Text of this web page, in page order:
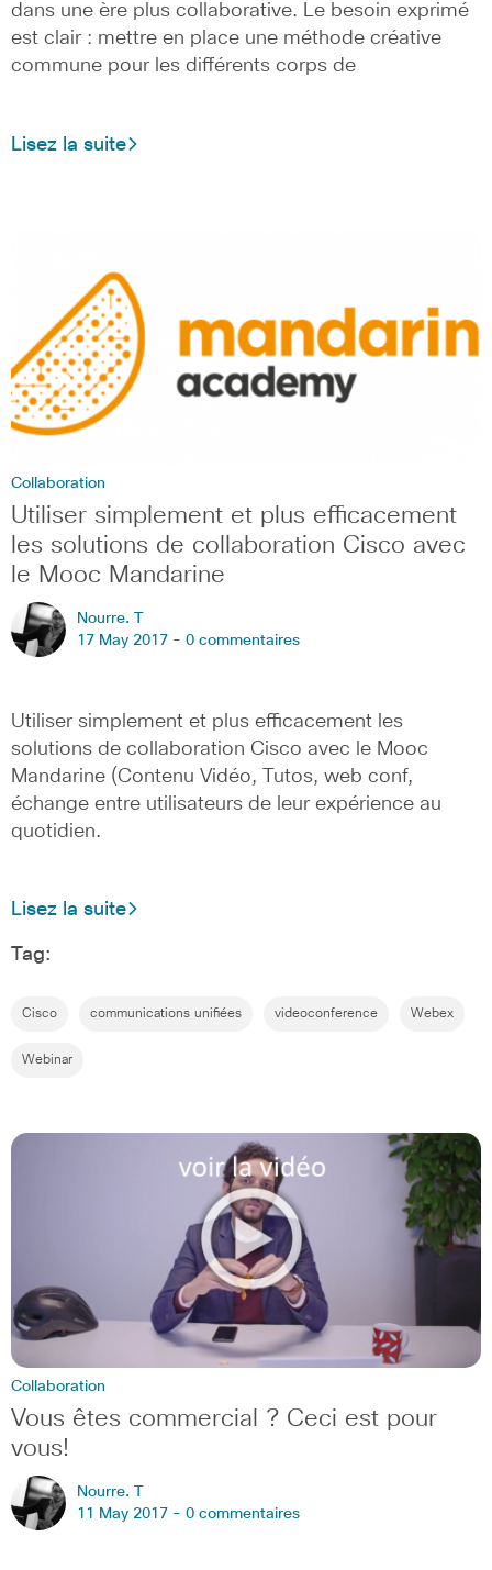
dans une ère plus collaborative. Le besoin exprimé
est clair : mettre en place une méthode créative
commune pour les différents corps de
Lisez la suite
Collaboration
Utiliser simplement et plus efficacement
les solutions de collaboration Cisco avec
le Mooc Mandarine
Nourre. T
17 May 2017 - 0 commentaires
Utiliser simplement et plus efficacement les
solutions de collaboration Cisco avec le Mooc
Mandarine (Contenu Vidéo, Tutos, web conf,
échange entre utilisateurs de leur expérience au
quotidien.
Lisez la suite
Tag:
Cisco communications unifiées videoconference Webex
Webinar
Collaboration
Vous êtes commercial ? Ceci est pour
vous!
Nourre. T
11 May 2017 - 0 commentaires